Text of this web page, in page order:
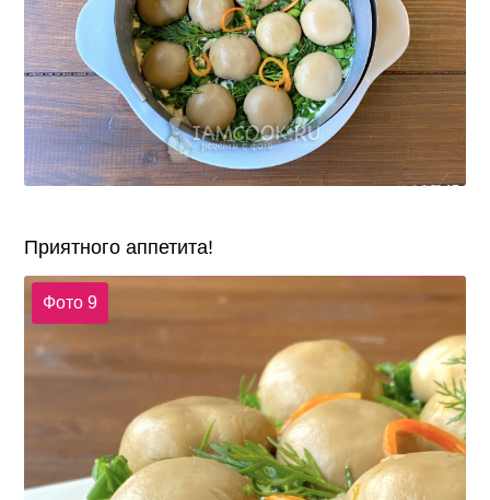
Приятного аппетита!
Фото 9